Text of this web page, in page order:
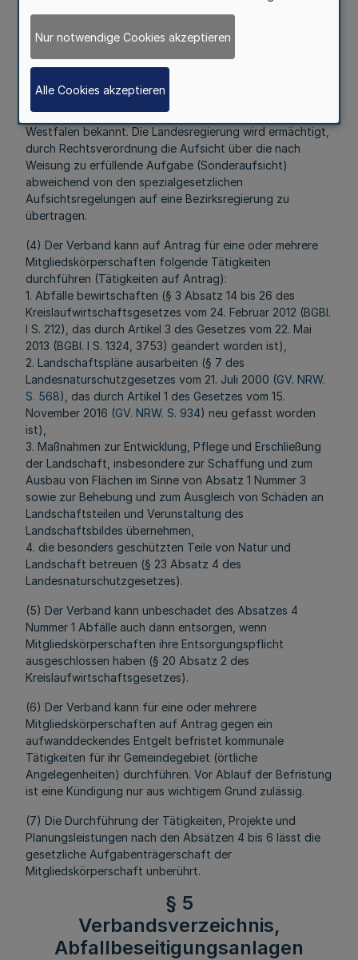
Pflichtige Selbstverwaltungsaufgaben und
Pflichtaufgaben zur Erfüllung nach Weisung können nur
mit Genehmigung der fachlich zuständigen obersten
Landesbehörde im Einvernehmen mit dem für Kommunales
werden. Die oberste Landesbehörde gibt die
Genehmigung im Ministerialblatt für das Land Nordrhein-
Westfalen bekannt. Die Landesregierung wird ermächtigt,
durch Rechtsverordnung die Aufsicht über die nach
Weisung zu erfüllende Aufgabe (Sonderaufsicht)
abweichend von den spezialgesetzlichen
Aufsichtsregelungen auf eine Bezirksregierung zu
übertragen.
(4) Der Verband kann auf Antrag für eine oder mehrere
Mitgliedskörperschaften folgende Tätigkeiten
durchführen (Tätigkeiten auf Antrag):
1. Abfälle bewirtschaften (§ 3 Absatz 14 bis 26 des
Kreislaufwirtschaftsgesetzes vom 24. Februar 2012 (BGBl.
I S. 212), das durch Artikel 3 des Gesetzes vom 22. Mai
2013 (BGBl. I S. 1324, 3753) geändert worden ist),
2. Landschaftspläne ausarbeiten (§ 7 des
Landesnaturschutzgesetzes vom 21. Juli 2000 (GV. NRW.
S. 568), das durch Artikel 1 des Gesetzes vom 15.
November 2016 (GV. NRW. S. 934) neu gefasst worden
ist),
3. Maßnahmen zur Entwicklung, Pflege und Erschließung
der Landschaft, insbesondere zur Schaffung und zum
Ausbau von Flächen im Sinne von Absatz 1 Nummer 3
sowie zur Behebung und zum Ausgleich von Schäden an
Landschaftsteilen und Verunstaltung des
Landschaftsbildes übernehmen,
4. die besonders geschützten Teile von Natur und
Landschaft betreuen (§ 23 Absatz 4 des
Landesnaturschutzgesetzes).
(5) Der Verband kann unbeschadet des Absatzes 4
Nummer 1 Abfälle auch dann entsorgen, wenn
Mitgliedskörperschaften ihre Entsorgungspflicht
ausgeschlossen haben (§ 20 Absatz 2 des
Kreislaufwirtschaftsgesetzes).
(6) Der Verband kann für eine oder mehrere
Mitgliedskörperschaften auf Antrag gegen ein
aufwanddeckendes Entgelt befristet kommunale
Tätigkeiten für ihr Gemeindegebiet (örtliche
Angelegenheiten) durchführen. Vor Ablauf der Befristung
ist eine Kündigung nur aus wichtigem Grund zulässig.
(7) Die Durchführung der Tätigkeiten, Projekte und
Planungsleistungen nach den Absätzen 4 bis 6 lässt die
gesetzliche Aufgabenträgerschaft der
Mitgliedskörperschaft unberührt.
§ 5
Verbandsverzeichnis,
Abfallbeseitigungsanlagen
Nur notwendige Cookies akzeptieren
Alle Cookies akzeptieren